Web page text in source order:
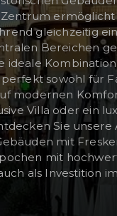
gleichzeitig
Bereichen
ideale
sowohl für
modernen
Villa oder ein
Sie
mit
mit
als Investition